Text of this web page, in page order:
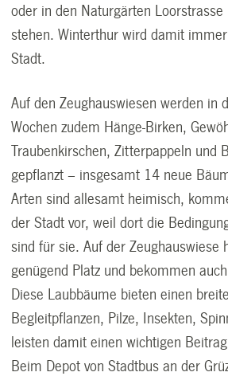
oder in den Naturgärten Loorstrasse
stehen. Winterthur wird damit
Stadt.
Auf den Zeughauswiesen werden in
Wochen zudem Hänge-Birken,
Traubenkirschen, Zitterpappeln und
gepflanzt – insgesamt 14 neue
Arten sind allesamt heimisch,
der Stadt vor, weil dort die
sind für sie. Auf der Zeughauswiese
genügend Platz und bekommen
Diese Laubbäume bieten einen
Begleitpflanzen, Pilze, Insekten,
leisten damit einen wichtigen
Beim Depot von Stadtbus an der